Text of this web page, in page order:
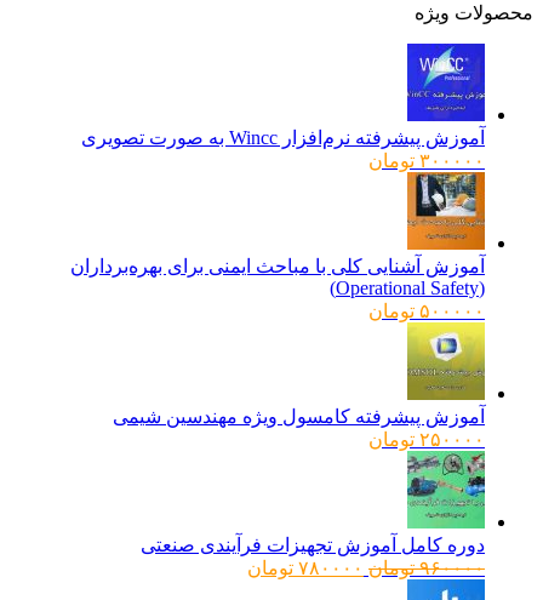
ویژه
آموزش پیشرفته نرم‌افزار Wincc به صورت تصویری
۳۰۰۰۰۰ تومان
آموزش آشنایی کلی با مباحث ایمنی برای بهره‌برداران
۵۰۰۰۰۰ تومان
آموزش پیشرفته کامسول ویژه مهندسین شیمی
۲۵۰۰۰۰ تومان
دوره کامل آموزش تجهیزات فرآیندی صنعتی
۹۶۰۰۰۰ تومانقیمت
۷۸۰۰۰۰ تومانقیمت